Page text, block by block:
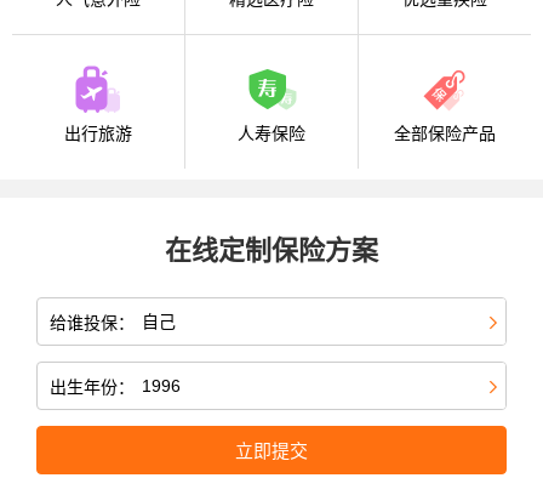
出行旅游 人寿保险 全部保险产品
在线定制保险方案
给谁投保：
出生年份：
立即提交